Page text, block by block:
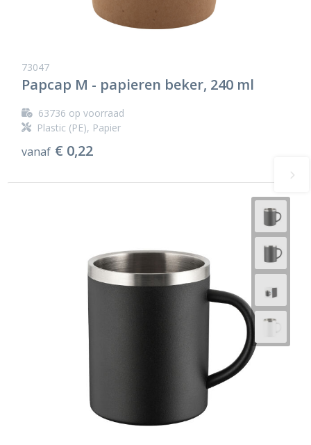
73047
Papcap M - papieren beker, 240 ml
63736 op voorraad
Plastic (PE), Papier
vanaf € 0,22